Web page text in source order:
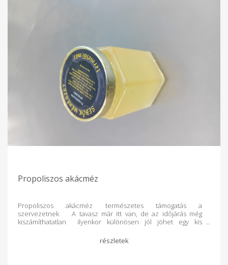
Propoliszos akácméz
Propoliszos akácméz természetes támogatás a
szervezetnek A tavasz már itt van, de az időjárás még
kiszámíthatatlan ilyenkor különösen jól jöhet egy kis
akácméz az akácméz kellemes, lágy ízét ötvözi a propolisz
jótékony hatásaival. Napi 1 teáskanál fogyasztása elegendő